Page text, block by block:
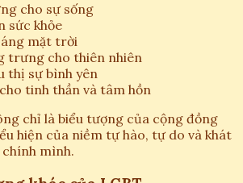
cho sự sống
sức khỏe
mặt trời
trưng cho thiên nhiên
thị sự bình yên
tinh thần và tâm hồn
chỉ là biểu tượng của cộng đồng
hiện của niềm tự hào, tự do và khát
mình.